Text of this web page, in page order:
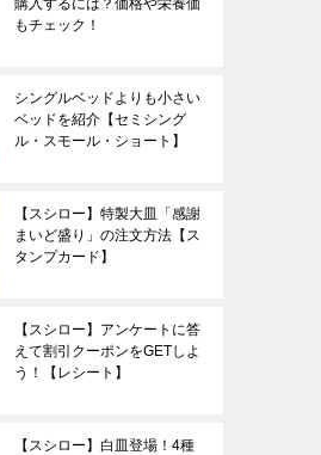
購入するには？価格や栄養価
もチェック！
シングルベッドよりも小さい
ベッドを紹介【セミシング
ル・スモール・ショート】
【スシロー】特製大皿「感謝
まいど盛り」の注文方法【ス
タンプカード】
【スシロー】アンケートに答
えて割引クーポンをGETしよ
う！【レシート】
【スシロー】白皿登場！4種